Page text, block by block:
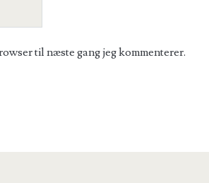
til næste gang jeg kommenterer.